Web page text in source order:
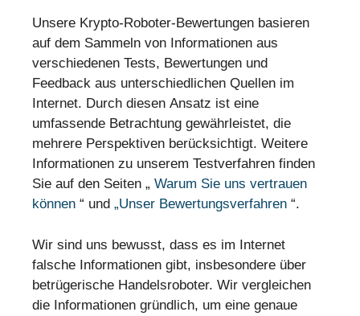
Unsere Krypto-Roboter-Bewertungen basieren
auf dem Sammeln von Informationen aus
verschiedenen Tests, Bewertungen und
Feedback aus unterschiedlichen Quellen im
Internet. Durch diesen Ansatz ist eine
umfassende Betrachtung gewährleistet, die
mehrere Perspektiven berücksichtigt. Weitere
Informationen zu unserem Testverfahren finden
Sie auf den Seiten „ Warum Sie uns vertrauen
können “ und „Unser Bewertungsverfahren “.
Wir sind uns bewusst, dass es im Internet
falsche Informationen gibt, insbesondere über
betrügerische Handelsroboter. Wir vergleichen
die Informationen gründlich, um eine genaue